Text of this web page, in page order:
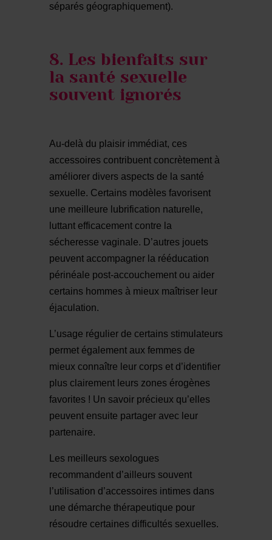
séparés géographiquement).
8. Les bienfaits sur
la santé sexuelle
souvent ignorés
Au-delà du plaisir immédiat, ces
accessoires contribuent concrètement à
améliorer divers aspects de la santé
sexuelle. Certains modèles favorisent
une meilleure lubrification naturelle,
luttant efficacement contre la
sécheresse vaginale. D’autres jouets
peuvent accompagner la rééducation
périnéale post-accouchement ou aider
certains hommes à mieux maîtriser leur
éjaculation.
L’usage régulier de certains stimulateurs
permet également aux femmes de
mieux connaître leur corps et d’identifier
plus clairement leurs zones érogènes
favorites ! Un savoir précieux qu’elles
peuvent ensuite partager avec leur
partenaire.
Les meilleurs sexologues
recommandent d’ailleurs souvent
l’utilisation d’accessoires intimes dans
une démarche thérapeutique pour
résoudre certaines difficultés sexuelles.